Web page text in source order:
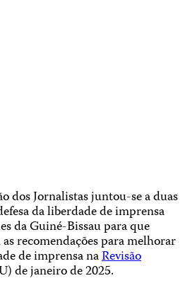
dos Jornalistas juntou-se a duas
da liberdade de imprensa
da Guiné-Bissau para que
recomendações para melhorar
de imprensa naRevisão
de janeiro de 2025.